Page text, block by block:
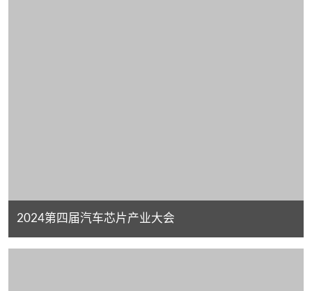
2024第四届汽车芯片产业大会